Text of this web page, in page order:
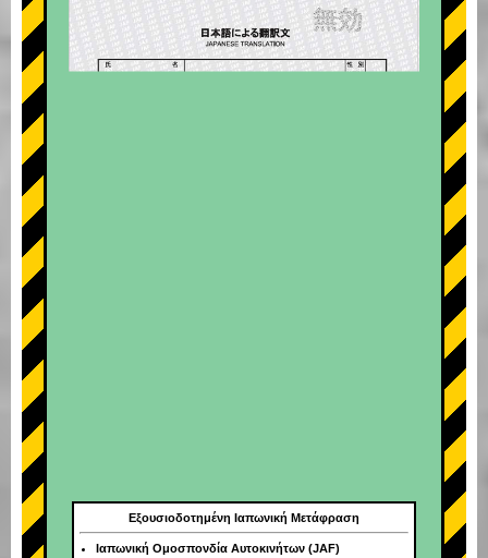
Εξουσιοδοτημένη Ιαπωνική Μετάφραση
Ιαπωνική Ομοσπονδία Αυτοκινήτων (JAF)